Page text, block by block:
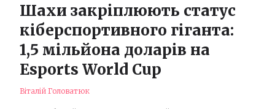
Шахи закріплюють статус
кіберспортивного гіганта:
1,5 мільйона доларів на
Esports World Cup
Віталій Головатюк